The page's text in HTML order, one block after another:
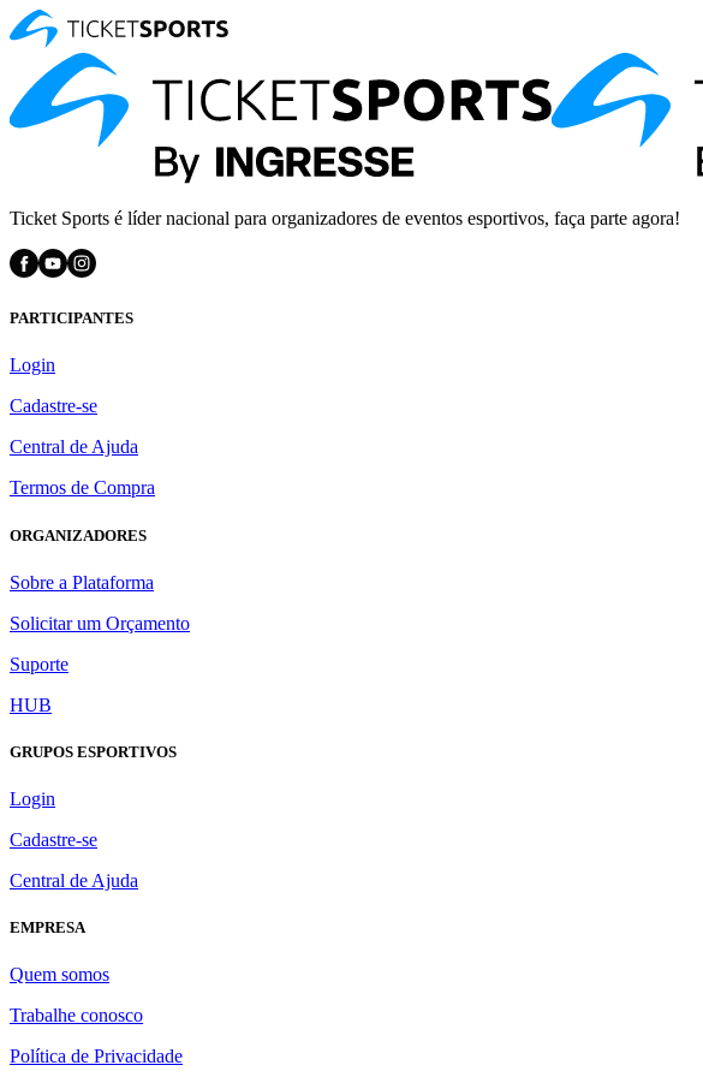
Ticket Sports é líder nacional para organizadores de eventos esportivos, faça parte agora!
PARTICIPANTES
Login
Cadastre-se
Central de Ajuda
Termos de Compra
ORGANIZADORES
Sobre a Plataforma
Solicitar um Orçamento
Suporte
HUB
GRUPOS ESPORTIVOS
Login
Cadastre-se
Central de Ajuda
EMPRESA
Quem somos
Trabalhe conosco
Política de Privacidade